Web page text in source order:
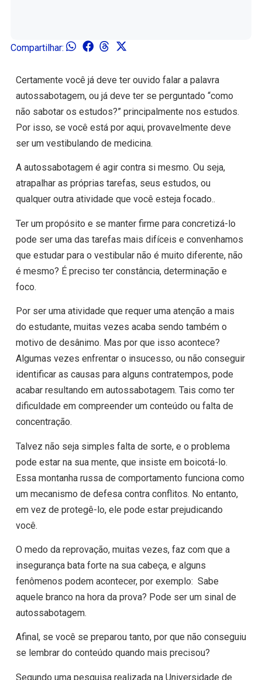
Compartilhar:
Certamente você já deve ter ouvido falar a palavra
autossabotagem, ou já deve ter se perguntado “como
não sabotar os estudos?” principalmente nos estudos.
Por isso, se você está por aqui, provavelmente deve
ser um vestibulando de medicina.
A autossabotagem é agir contra si mesmo. Ou seja,
atrapalhar as próprias tarefas, seus estudos, ou
qualquer outra atividade que você esteja focado..
Ter um propósito e se manter firme para concretizá-lo
pode ser uma das tarefas mais difíceis e convenhamos
que estudar para o vestibular não é muito diferente, não
é mesmo? É preciso ter constância, determinação e
foco.
Por ser uma atividade que requer uma atenção a mais
do estudante, muitas vezes acaba sendo também o
motivo de desânimo. Mas por que isso acontece?
Algumas vezes enfrentar o insucesso, ou não conseguir
identificar as causas para alguns contratempos, pode
acabar resultando em autossabotagem. Tais como ter
dificuldade em compreender um conteúdo ou falta de
concentração.
Talvez não seja simples falta de sorte, e o problema
pode estar na sua mente, que insiste em boicotá-lo.
Essa montanha russa de comportamento funciona como
um mecanismo de defesa contra conflitos. No entanto,
em vez de protegê-lo, ele pode estar prejudicando
você.
O medo da reprovação, muitas vezes, faz com que a
insegurança bata forte na sua cabeça, e alguns
fenômenos podem acontecer, por exemplo: Sabe
aquele branco na hora da prova? Pode ser um sinal de
autossabotagem.
Afinal, se você se preparou tanto, por que não conseguiu
se lembrar do conteúdo quando mais precisou?
Segundo uma pesquisa realizada na Universidade de